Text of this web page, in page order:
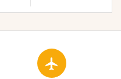
flight